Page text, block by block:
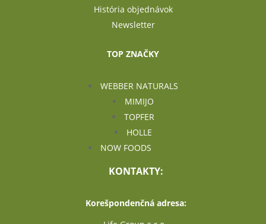
História objednávok
Newsletter
TOP ZNAČKY
WEBBER NATURALS
MIMIJO
TOPFER
HOLLE
NOW FOODS
KONTAKTY:
Korešpondenčná adresa: